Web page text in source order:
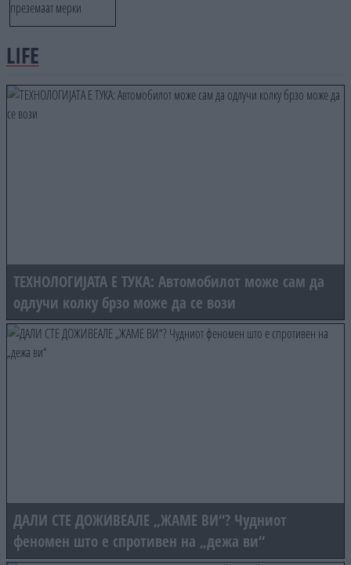
LIFE
ТЕХНОЛОГИЈАТА Е ТУКА: Автомобилот може сам да
одлучи колку брзо може да се вози
ДАЛИ СТЕ ДОЖИВЕАЛЕ „ЖАМЕ ВИ“? Чудниот
феномен што е спротивен на „дежа ви“